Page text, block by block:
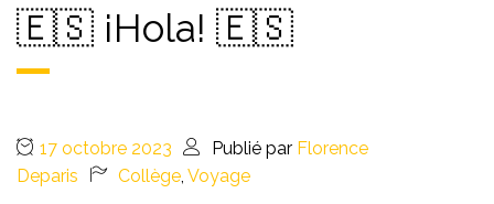
🇪🇸 ¡Hola! 🇪🇸
17 octobre 2023 Publié par Florence
Deparis
Collège, Voyage